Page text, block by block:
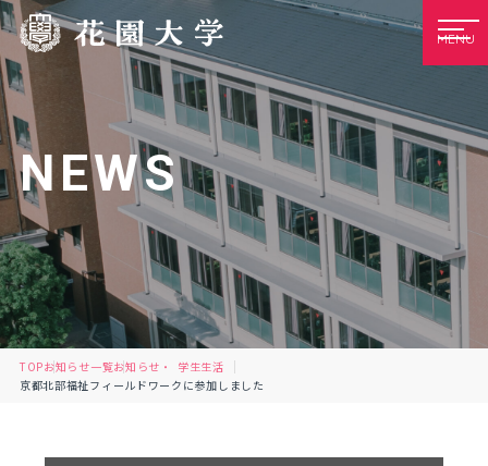
MENU
NEWS
TOPお知らせ一覧お知らせ
学生生活
京都北部福祉フィールドワークに参加しました